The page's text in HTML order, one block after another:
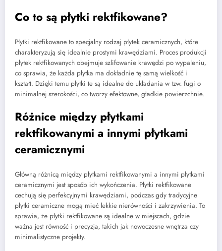
Co to są płytki rektfikowane?
Płytki rektfikowane to specjalny rodzaj płytek ceramicznych, które
charakteryzują się idealnie prostymi krawędziami. Proces produkcji
płytek rektfikowanych obejmuje szlifowanie krawędzi po wypaleniu,
co sprawia, że każda płytka ma dokładnie tę samą wielkość i
kształt. Dzięki temu płytki te są idealne do układania w tzw. fugi o
minimalnej szerokości, co tworzy efektowne, gładkie powierzchnie.
Różnice między płytkami
rektfikowanymi a innymi płytkami
ceramicznymi
Główną różnicą między płytkami rektfikowanymi a innymi płytkami
ceramicznymi jest sposób ich wykończenia. Płytki rektfikowane
cechują się perfekcyjnymi krawędziami, podczas gdy tradycyjne
płytki ceramiczne mogą mieć lekkie nierówności i zakrzywienia. To
sprawia, że płytki rektfikowane są idealne w miejscach, gdzie
ważna jest równość i precyzja, takich jak nowoczesne wnętrza czy
minimalistyczne projekty.